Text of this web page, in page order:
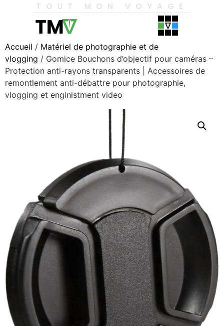
TOUT MON VOYAGE
Accueil / Matériel de photographie et de
vlogging / Gomice Bouchons d’objectif pour caméras –
Protection anti-rayons transparents | Accessoires de
remontlement anti-débattre pour photographie,
vlogging et enginistment video